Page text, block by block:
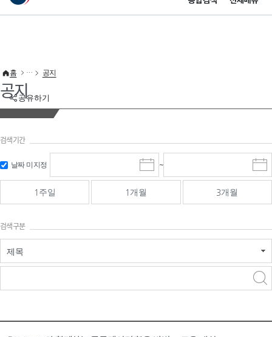
이 누리집은 대한민국 공식 전자정부 누리집입니다.
공유하기
홈 공지
공지
검색기간
날짜 미지정
시
작
일
선
~
종
료
선
1주일 1개월 3개월
검색구분
제목